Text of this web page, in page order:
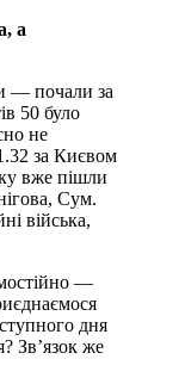
а
— почали за
50 було
не
за Києвом
вже пішли
Сум.
війська,
—
дня
Зв’язок же